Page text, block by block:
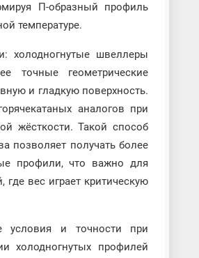
П-образный профиль
температуре.
холодногнутые швеллеры
точные геометрические
и гладкую поверхность.
аналогов при
жёсткости. Такой способ
позволяет получать более
профили, что важно для
где вес играет критическую
условия и точности при
холодногнутых профилей